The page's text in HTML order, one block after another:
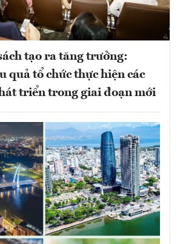
tạo ra tăng trưởng:
quả tổ chức thực hiện các
triển trong giai đoạn mới